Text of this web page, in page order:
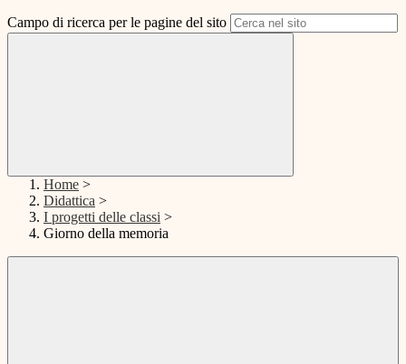
Campo di ricerca per le pagine del sito
Home >
Didattica >
I progetti delle classi >
Giorno della memoria